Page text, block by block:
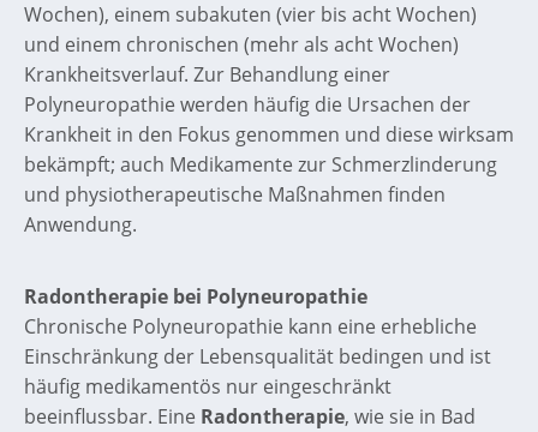
Wochen), einem subakuten (vier bis acht Wochen)
und einem chronischen (mehr als acht Wochen)
Krankheitsverlauf. Zur Behandlung einer
Polyneuropathie werden häufig die Ursachen der
Krankheit in den Fokus genommen und diese wirksam
bekämpft; auch Medikamente zur Schmerzlinderung
und physiotherapeutische Maßnahmen finden
Anwendung.
Radontherapie bei Polyneuropathie
Chronische Polyneuropathie kann eine erhebliche
Einschränkung der Lebensqualität bedingen und ist
häufig medikamentös nur eingeschränkt
beeinflussbar. Eine Radontherapie, wie sie in Bad